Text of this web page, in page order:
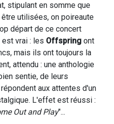
stipulant en somme que
utilisées, on poireaute
départ de ce concert
vrai : les Offspring ont
mais ils ont toujours la
attendu : une anthologie
sentie, de leurs
aux attentes d'un
L'effet est réussi :
Out and Play"...